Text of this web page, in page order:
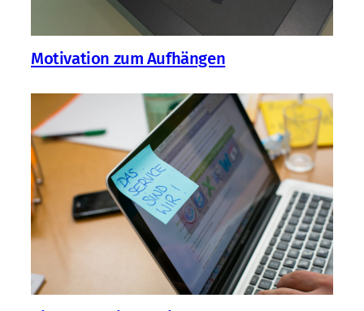
Motivation zum Aufhängen